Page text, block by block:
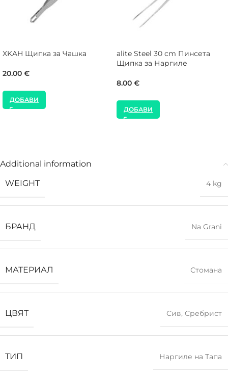
XKAH Щипка за Чашка
20.00 €
ДОБАВИ
alite Steel 30 cm Пинсета
Щипка за Наргиле
8.00 €
ДОБАВИ
Additional information
WEIGHT
4 kg
БРАНД Na Grani
МАТЕРИАЛ Стомана
ЦВЯТ Сив, Сребрист
ТИП Наргиле на Тапа